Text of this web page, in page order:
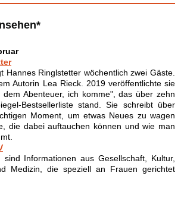
Hannes Ringlstetter wöchentlich zwei Gäste.
Autorin Lea Rieck. 2019 veröffentlichte sie
Abenteuer, ich komme", das über zehn
Bestsellerliste stand. Sie schreibt über
Moment, um etwas Neues zu wagen
die dabei auftauchen können und wie man
Informationen aus Gesellschaft, Kultur,
Medizin, die speziell an Frauen gerichtet